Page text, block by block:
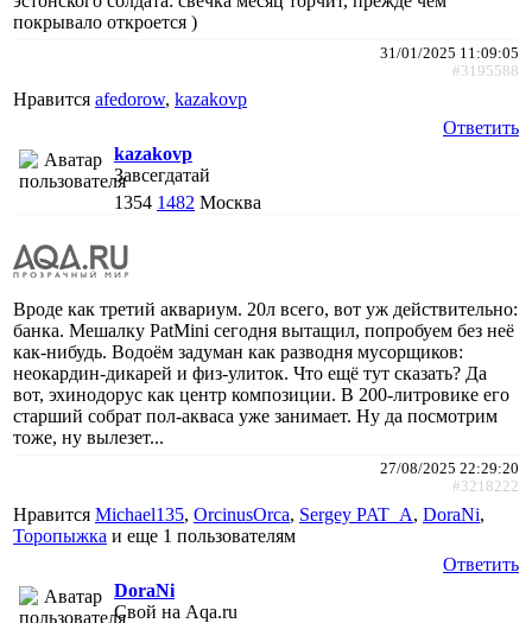
покрывало откроется )
31/01/2025 11:09:05
#3195588
Нравится afedorow, kazakovp
Ответить
kazakovp
Завсегдатай
1354 1482 Москва
Вроде как третий аквариум. 20л всего, вот уж действительно:
банка. Мешалку PatMini сегодня вытащил, попробуем без неё
как-нибудь. Водоём задуман как разводня мусорщиков:
неокардин-дикарей и физ-улиток. Что ещё тут сказать? Да
вот, эхинодорус как центр композиции. В 200-литровике его
старший собрат пол-акваса уже занимает. Ну да посмотрим
тоже, ну вылезет...
27/08/2025 22:29:20
#3218222
Нравится Michael135, ОrcinusОrca, Sergey PAT_A, DoraNi,
Торопыжка и еще 1 пользователям
Ответить
DoraNi
Свой на Aqa.ru